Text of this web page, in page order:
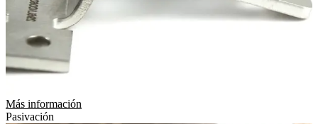
Más información
Pasivación